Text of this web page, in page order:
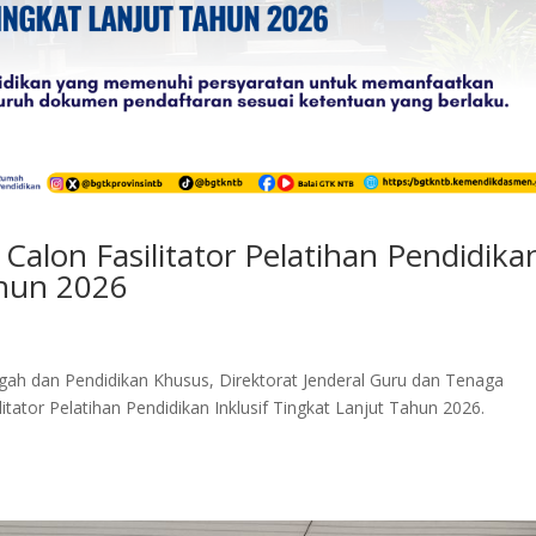
Fasilitator Pelatihan
2026
dan Pendidikan Khusus, Direktorat Jenderal Guru dan Tenaga
Pelatihan Pendidikan Inklusif Tingkat Lanjut Tahun 2026.